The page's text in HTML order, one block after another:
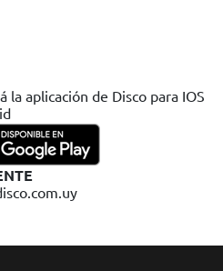
la aplicación de Disco para IOS